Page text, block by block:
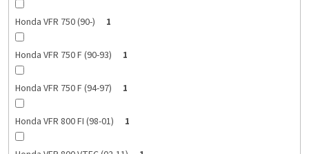
Honda VFR 750 (90-) 1
Honda VFR 750 F (90-93) 1
Honda VFR 750 F (94-97) 1
Honda VFR 800 FI (98-01) 1